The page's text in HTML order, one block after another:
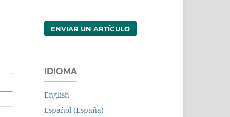
ENVIAR UN ARTÍCULO
IDIOMA
English
Español (España)